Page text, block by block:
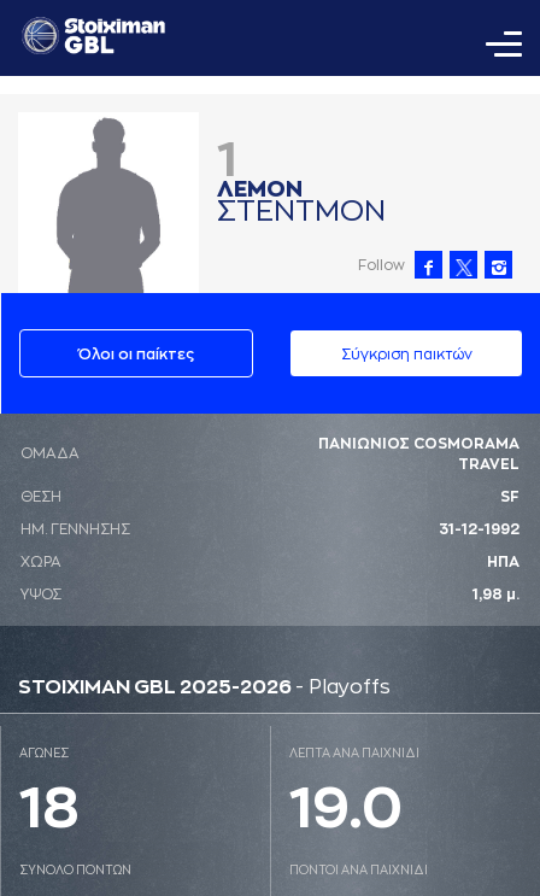
1
ΛΕΜΟΝ
ΣΤΕΝΤΜΟΝ
Follow
Όλοι οι παίκτες Σύγκριση παικτών
ΟΜΑΔΑ
ΠΑΝΙΩΝΙΟΣ COSMORAMA
TRAVEL
ΘΕΣΗ SF
ΗΜ. ΓΕΝΝΗΣΗΣ 31-12-1992
ΧΩΡΑ ΗΠΑ
ΥΨΟΣ 1,98 μ.
STOIXIMAN GBL 2025-2026 - Playoffs
ΑΓΩΝΕΣ
18
ΛΕΠΤΑ ΑΝΑ ΠΑΙΧΝΙΔΙ
19.0
ΣΥΝΟΛΟ ΠΟΝΤΩΝ ΠΟΝΤΟΙ ΑΝΑ ΠΑΙΧΝΙΔΙ